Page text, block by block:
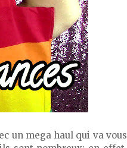
un mega haul qui va vous